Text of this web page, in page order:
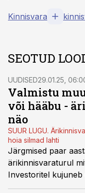
Kinnisvara
SEOTUD
UUDISED29.01.25,
Valmistu
või hääbu -
näo
SUUR LUGU.
hoia silmad lahti
Järgmised paar
ärikinnisvaraturul
Investoritel
valdkonna eksperti